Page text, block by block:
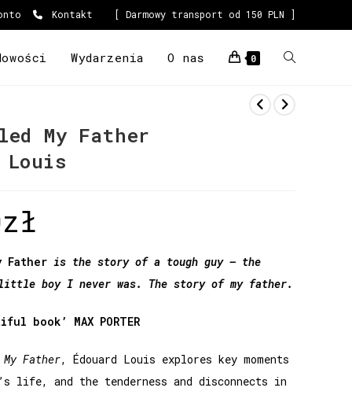
Kontakt [ Darmowy transport od 150 PLN ]
Wydarzenia O nas 0
My Father
Louis
zł
Fatheris the story of a tough guy – the
boy I never was. The story of my father.
book’ MAX PORTER
Father, Édouard Louis explores key moments
life, and the tenderness and disconnects in